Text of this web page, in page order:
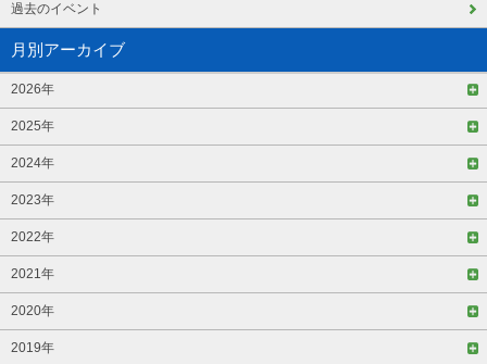
過去のイベント
月別アーカイブ
2026年
2025年
2024年
2023年
2022年
2021年
2020年
2019年